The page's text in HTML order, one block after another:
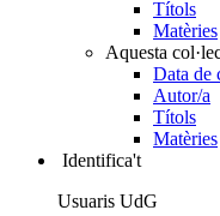
Títols
Matèries
Aquesta
Data de
Autor/a
Títols
Matèries
Identifica't
Usuaris UdG